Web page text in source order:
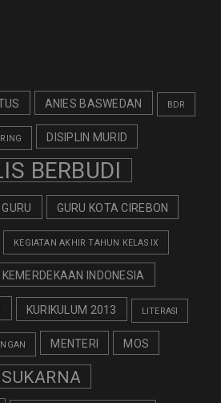
ANIES BASWEDAN BDR
DISIPLIN MURID
BERBUDI
GURU GURU KOTA CIREBON
KEGIATAN AKHIR TAHUN KELAS IX
KEMERDEKAAN INDONESIA
KURIKULUM 2013 LITERASI
MENTERI MOS